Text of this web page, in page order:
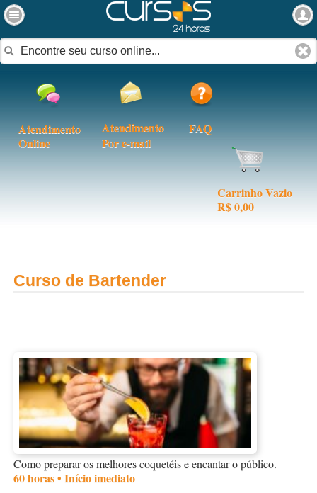
Atendimento
Online
Atendimento
Por e-mail
FAQ
Carrinho Vazio
R$ 0,00
Curso de Bartender
Como preparar os melhores coquetéis e encantar o público.
60 horas • Início imediato